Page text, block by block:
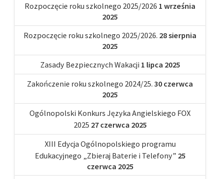
Rozpoczęcie roku szkolnego 2025/2026 1 września
2025
Rozpoczęcie roku szkolnego 2025/2026. 28 sierpnia
2025
Zasady Bezpiecznych Wakacji 1 lipca 2025
Zakończenie roku szkolnego 2024/25. 30 czerwca
2025
Ogólnopolski Konkurs Języka Angielskiego FOX
2025 27 czerwca 2025
XIII Edycja Ogólnopolskiego programu
Edukacyjnego „Zbieraj Baterie i Telefony” 25
czerwca 2025